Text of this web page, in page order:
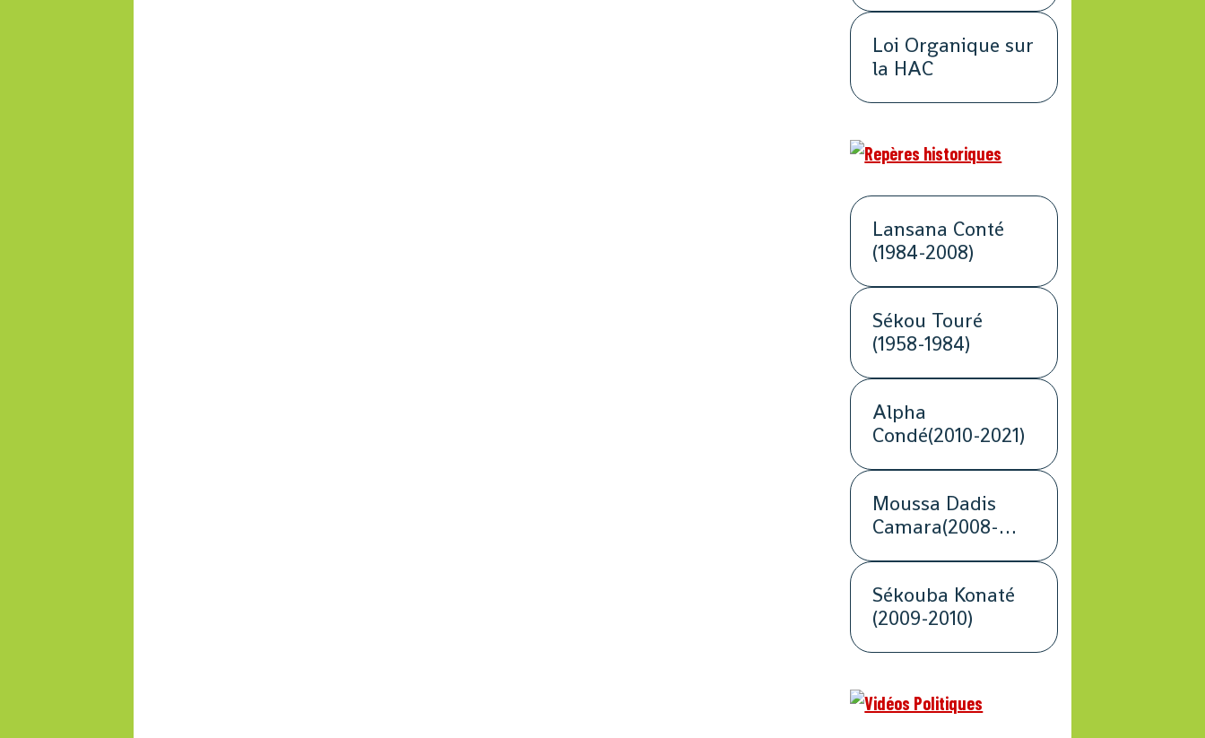
Loi Organique sur
la HAC
Lansana Conté
(1984-2008)
Sékou Touré
(1958-1984)
Alpha
Condé(2010-2021)
Moussa Dadis
Camara(2008-
Sékouba Konaté
(2009-2010)